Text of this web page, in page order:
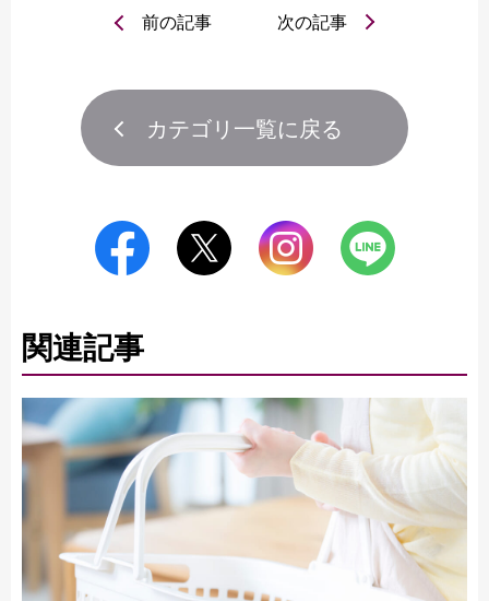
前の記事 次の記事
カテゴリ一覧に戻る
関連記事